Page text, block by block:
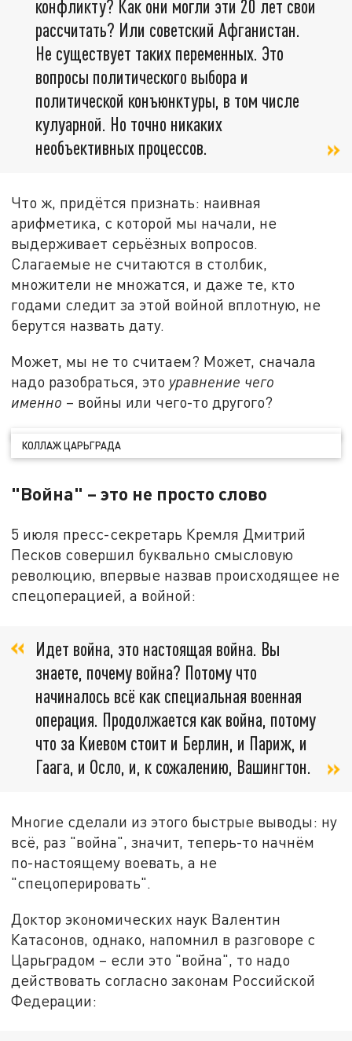
конфликту? Как они могли эти 20 лет свои
рассчитать? Или советский Афганистан.
Не существует таких переменных. Это
вопросы политического выбора и
политической конъюнктуры, в том числе
кулуарной. Но точно никаких
необъективных процессов.
Что ж, придётся признать: наивная
арифметика, с которой мы начали, не
выдерживает серьёзных вопросов.
Слагаемые не считаются в столбик,
множители не множатся, и даже те, кто
годами следит за этой войной вплотную, не
берутся назвать дату.
Может, мы не то считаем? Может, сначала
надо разобраться, это уравнение чего
именно – войны или чего-то другого?
КОЛЛАЖ ЦАРЬГРАДА
"Война" – это не просто слово
5 июля пресс-секретарь Кремля Дмитрий
Песков совершил буквально смысловую
революцию, впервые назвав происходящее не
спецоперацией, а войной:
Идет война, это настоящая война. Вы
знаете, почему война? Потому что
начиналось всё как специальная военная
операция. Продолжается как война, потому
что за Киевом стоит и Берлин, и Париж, и
Гаага, и Осло, и, к сожалению, Вашингтон.
Многие сделали из этого быстрые выводы: ну
всё, раз "война", значит, теперь-то начнём
по-настоящему воевать, а не
"спецоперировать".
Доктор экономических наук Валентин
Катасонов, однако, напомнил в разговоре с
Царьградом – если это "война", то надо
действовать согласно законам Российской
Федерации: